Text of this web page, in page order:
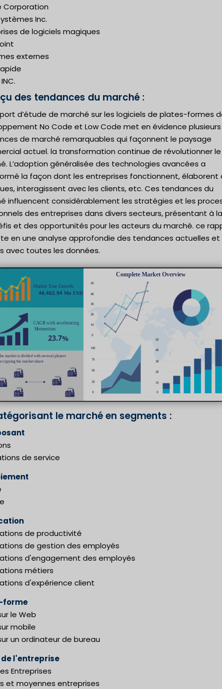
Corporation
Inc.
de logiciels magiques
externes
des tendances du marché :
d’étude de marché sur les logiciels de plates-formes
No Code et Low Code met en évidence plusieurs
de marché remarquables qui façonnent le paysage
actuel. la transformation continue de révolutionner le
L’adoption généralisée des technologies avancées a
la façon dont les entreprises fonctionnent, élaborent
interagissent avec les clients, etc. Ces tendances du
influencent considérablement les stratégies et les
des entreprises dans divers secteurs, présentant à
et des opportunités pour les acteurs du marché. ce
en une analyse approfondie des tendances actuelles et
avec toutes les données.
le marché en segments :
de service
de productivité
de gestion des employés
d'engagement des employés
métiers
d'expérience client
forme
le Web
mobile
un ordinateur de bureau
l'entreprise
Entreprises
et moyennes entreprises